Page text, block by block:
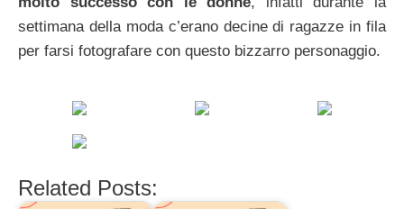
settimana della moda c’erano decine di ragazze in fila
per farsi fotografare con questo bizzarro personaggio.
Related Posts: